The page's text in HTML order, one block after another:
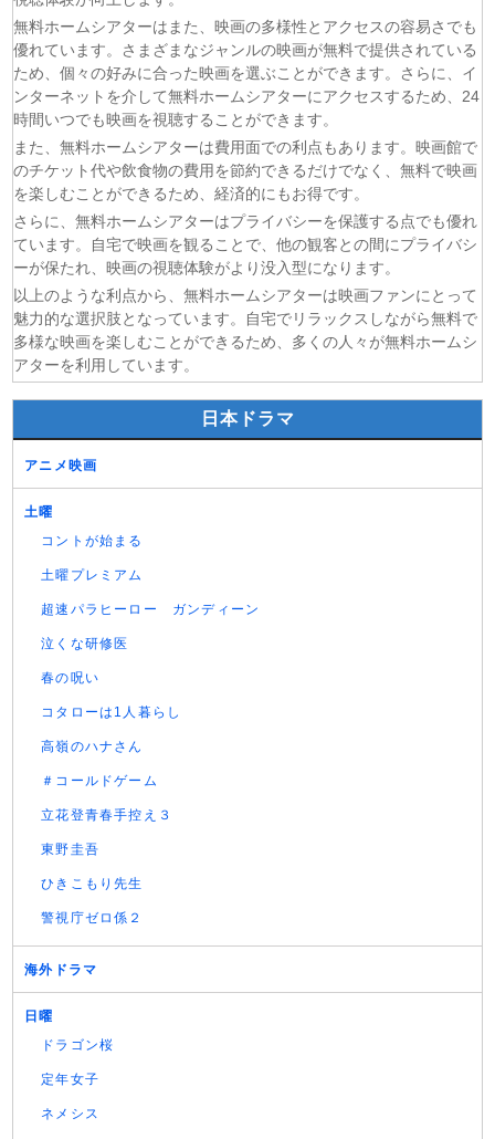
(06/08)マッサン 第18話
(06/08)風、薫る 第94話
(06/08) 君は夏のなか 第6話
(06/08)いびってこない義母と義姉 第5話
無料ホームシアターはまた、映画の多様性とアクセスの容易さでも
優れています。さまざまなジャンルの映画が無料で提供されている
ため、個々の好みに合った映画を選ぶことができます。さらに、イ
ンターネットを介して無料ホームシアターにアクセスするため、24
時間いつでも映画を視聴することができます。
また、無料ホームシアターは費用面での利点もあります。映画館で
のチケット代や飲食物の費用を節約できるだけでなく、無料で映画
を楽しむことができるため、経済的にもお得です。
さらに、無料ホームシアターはプライバシーを保護する点でも優れ
ています。自宅で映画を観ることで、他の観客との間にプライバシ
ーが保たれ、映画の視聴体験がより没入型になります。
以上のような利点から、無料ホームシアターは映画ファンにとって
魅力的な選択肢となっています。自宅でリラックスしながら無料で
多様な映画を楽しむことができるため、多くの人々が無料ホームシ
アターを利用しています。
日本ドラマ
アニメ映画
土曜
コントが始まる
土曜プレミアム
超速パラヒーロー ガンディーン
泣くな研修医
春の呪い
コタローは1人暮らし
高嶺のハナさん
＃コールドゲーム
立花登青春手控え３
東野圭吾
ひきこもり先生
警視庁ゼロ係２
海外ドラマ
日曜
ドラゴン桜
定年女子
ネメシス